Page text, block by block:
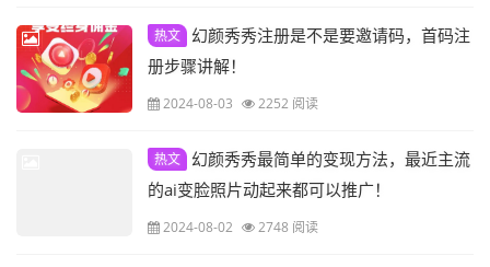
热文
幻颜秀秀注册是不是要邀请码，首码注
册步骤讲解！
2024-08-03 2252 阅读
热文
幻颜秀秀最简单的变现方法，最近主流
的ai变脸照片动起来都可以推广！
2024-08-02 2748 阅读